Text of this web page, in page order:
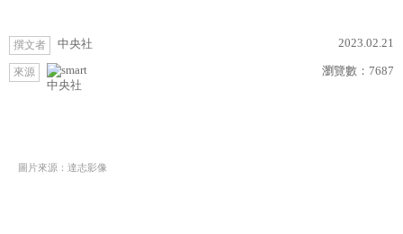
撰文者 中央社 2023.02.21
來源
中央社
瀏覽數： 7687
圖片來源：達志影像